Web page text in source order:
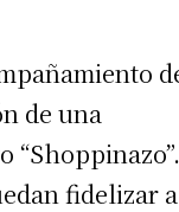
de una
fidelizar